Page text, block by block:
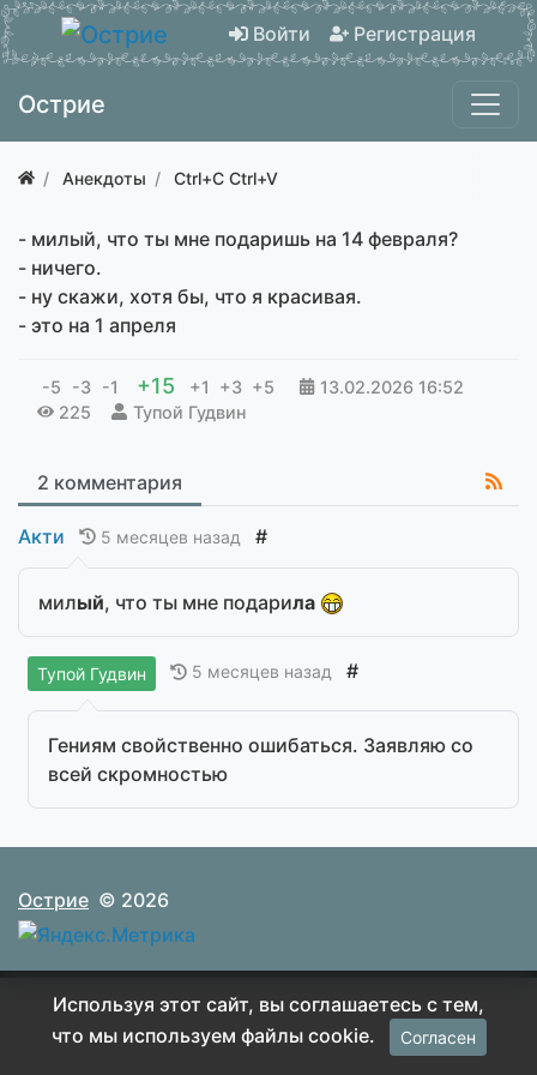
Войти Регистрация
Острие
Анекдоты Ctrl+C Ctrl+V
- милый, что ты мне подаришь на 14 февраля?
- ничего.
- ну скажи, хотя бы, что я красивая.
- это на 1 апреля
-5 -3 -1 +15 +1 +3 +5 13.02.2026 16:52
225
Тупой Гудвин
2 комментария
Акти 5 месяцев назад #
милый, что ты мне подарила
Тупой Гудвин 5 месяцев назад #
Гениям свойственно ошибаться. Заявляю со
всей скромностью
Острие © 2026
Используя этот сайт, вы соглашаетесь с тем,
что мы используем файлы cookie.
Согласен